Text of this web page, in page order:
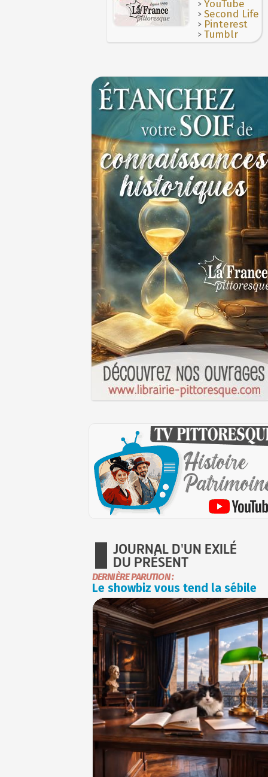
JOURNAL D'UN EXILÉ
DU PRÉSENT
DERNIÈRE PARUTION :
Le showbiz vous tend la sébile
>YouTube
>Second Life
> Pinterest
>Tumblr